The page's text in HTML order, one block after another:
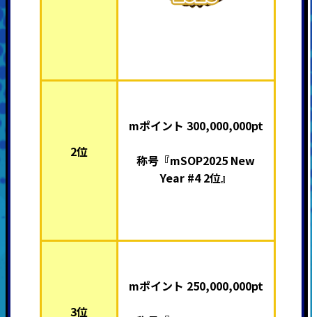
2位
mポイント 300,000,000pt
称号『mSOP2025 New
Year #4 2位』
3位
mポイント 250,000,000pt